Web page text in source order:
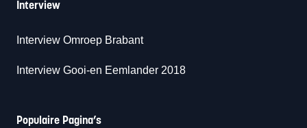
Interview
Interview Omroep Brabant
Interview Gooi-en Eemlander 2018
Populaire Pagina’s